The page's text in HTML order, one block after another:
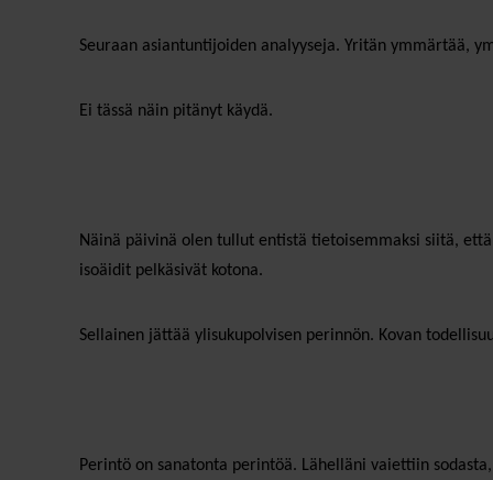
Seuraan asiantuntijoiden analyyseja. Yritän ymmärtää,
Ei tässä näin pitänyt käydä.
Näinä päivinä olen tullut entistä tietoisemmaksi siitä,
isoäidit pelkäsivät kotona.
Sellainen jättää ylisukupolvisen perinnön. Kovan
Perintö on sanatonta perintöä. Lähelläni vaiettiin